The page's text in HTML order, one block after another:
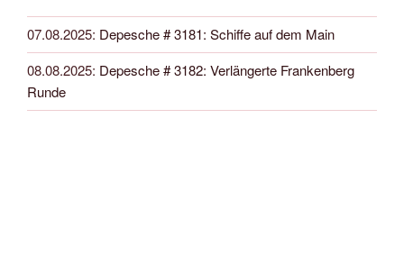
07.08.2025: Depesche # 3181: Schiffe auf dem Main
08.08.2025: Depesche # 3182: Verlängerte Frankenberg
Runde